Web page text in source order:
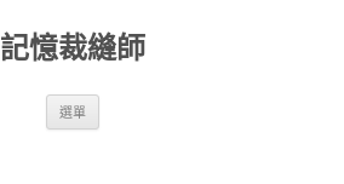
記憶裁縫師
選單